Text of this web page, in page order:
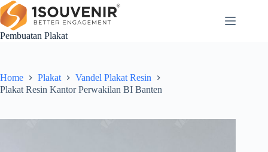
Skip
to
content
Pembuatan Plakat
Home Plakat
Vandel Plakat Resin
Plakat Resin Kantor Perwakilan BI Banten